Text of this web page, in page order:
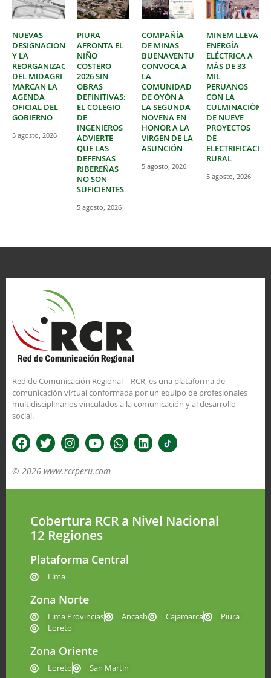
NUEVAS
DESIGNACIONES
Y LA
REORGANIZACIÓN
DEL MIDAGRI
MARCAN LA
AGENDA
OFICIAL DEL
GOBIERNO
5 agosto, 2026
PIURA
AFRONTA EL
NIÑO
COSTERO
2026 SIN
OBRAS
DEFINITIVAS:
EL COLEGIO
DE
INGENIEROS
ADVIERTE
QUE LAS
DEFENSAS
RIBEREÑAS
NO SON
SUFICIENTES
5 agosto, 2026
COMPAÑÍA
DE MINAS
BUENAVENTURA
CONVOCA A
LA
COMUNIDAD
DE OYÓN A
LA SEGUNDA
NOVENA EN
HONOR A LA
VIRGEN DE LA
ASUNCIÓN
5 agosto, 2026
MINEM LLEVA
ENERGÍA
ELÉCTRICA A
MÁS DE 33
MIL
PERUANOS
CON LA
CULMINACIÓN
DE NUEVE
PROYECTOS
DE
ELECTRIFICACIÓN
RURAL
5 agosto, 2026
Red de Comunicación Regional – RCR, es una plataforma de
comunicación virtual conformada por un equipo de profesionales
multidisciplinarios vinculados a la comunicación y al desarrollo
social.
© 2026 www.rcrperu.com
Cobertura RCR a Nivel Nacional
12 Regiones
Plataforma Central
Lima
Zona Norte
Lima Provincias Ancash Cajamarca
Piura
Loreto
Zona Oriente
Loreto San Martín